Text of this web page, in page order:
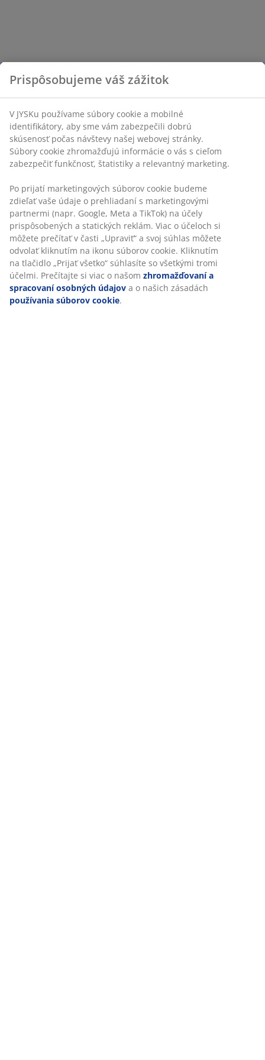
Prispôsobujeme váš zážitok
V JYSKu používame súbory cookie a mobilné
identifikátory, aby sme vám zabezpečili dobrú
skúsenosť počas návštevy našej webovej stránky.
Súbory cookie zhromažďujú informácie o vás s cieľom
zabezpečiť funkčnosť, štatistiky a relevantný marketing.
Po prijatí marketingových súborov cookie budeme
zdieľať vaše údaje o prehliadaní s marketingovými
partnermi (napr. Google, Meta a TikTok) na účely
prispôsobených a statických reklám. Viac o účeloch si
môžete prečítať v časti „Upraviť“ a svoj súhlas môžete
odvolať kliknutím na ikonu súborov cookie. Kliknutím
na tlačidlo „Prijať všetko“ súhlasíte so všetkými tromi
účelmi. Prečítajte si viac o našom zhromažďovaní a
spracovaní osobných údajov a o našich zásadách
používania súborov cookie.